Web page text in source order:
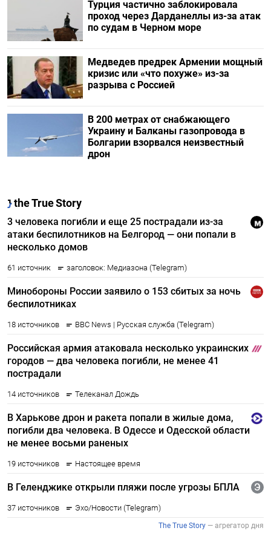
Турция частично заблокировала
проход через Дарданеллы из-за атак
по судам в Черном море
Медведев предрек Армении мощный
кризис или «что похуже» из-за
разрыва с Россией
В 200 метрах от снабжающего
Украину и Балканы газопровода в
Болгарии взорвался неизвестный
дрон